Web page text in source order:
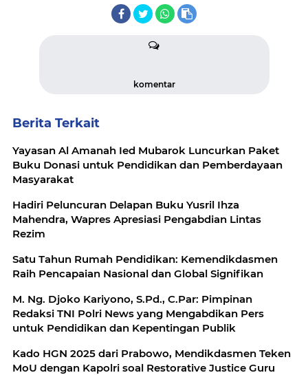
komentar
Berita Terkait
Yayasan Al Amanah Ied Mubarok Luncurkan Paket
Buku Donasi untuk Pendidikan dan Pemberdayaan
Masyarakat
Hadiri Peluncuran Delapan Buku Yusril Ihza
Mahendra, Wapres Apresiasi Pengabdian Lintas
Rezim
Satu Tahun Rumah Pendidikan: Kemendikdasmen
Raih Pencapaian Nasional dan Global Signifikan
M. Ng. Djoko Kariyono, S.Pd., C.Par: Pimpinan
Redaksi TNI Polri News yang Mengabdikan Pers
untuk Pendidikan dan Kepentingan Publik
Kado HGN 2025 dari Prabowo, Mendikdasmen Teken
MoU dengan Kapolri soal Restorative Justice Guru